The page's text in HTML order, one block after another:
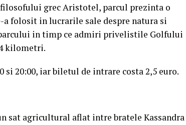
filosofului grec Aristotel, parcul prezinta o
a folosit in lucrarile sale despre natura si
in timp ce admiri privelistile Golfului
kilometri.
si 20:00, iar biletul de intrare costa 2,5 euro.
sat agricultural aflat intre bratele Kassandra